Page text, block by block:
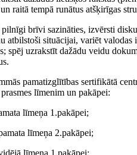
raitā tempā runātus atšķirīgas
brīvi sazināties, izvērsti
atbilstoši situācijai, variēt
spēj uzrakstīt dažādu veidu
pamatizglītības sertifikātā
līmenim un pakāpei:
līmeņa 1.pakāpei;
līmeņa 2.pakāpei;